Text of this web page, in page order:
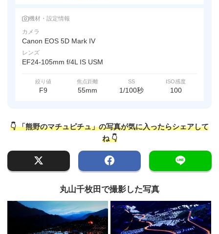
機材・設定情報
カメラ
Canon EOS 5D Mark IV
レンズ
EF24-105mm f/4L IS USM
絞り値
F9
焦点距離
55mm
SS
1/100秒
ISO感度
100
👇 「熊野のマチュピチュ」の写真が気に入ったらシェアして
ね 👇
丸山千枚田で撮影した写真